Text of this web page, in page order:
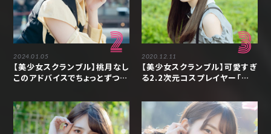
2
2024.01.05
【美少女スクランブル】桃月なし
このアドバイスでちょっとずつ自
ました「アンジェラ芽衣」
3
2020.12.11
【美少女スクランブル】可愛すぎ
る2.2次元コスプレイヤー「あ